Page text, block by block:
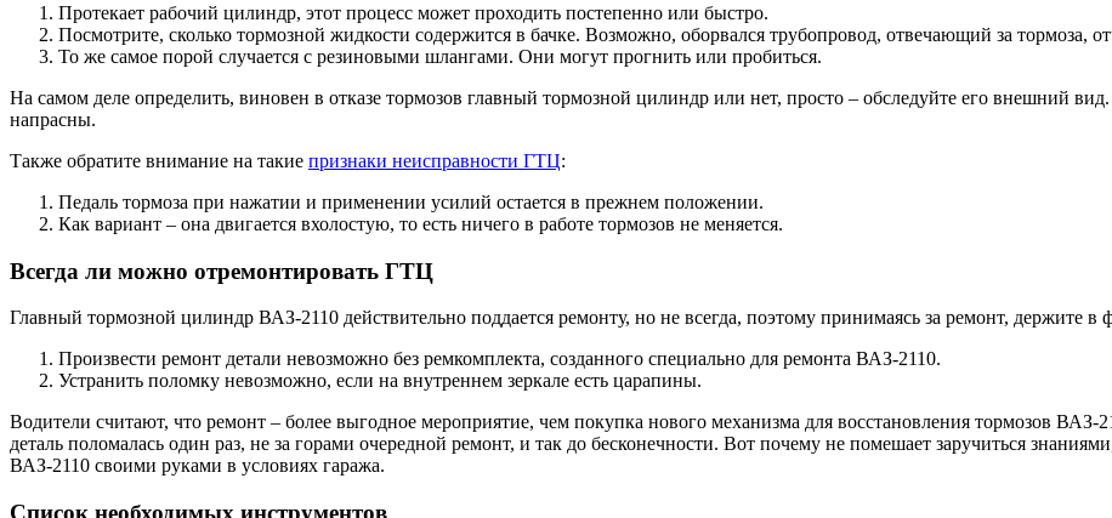
Протекает рабочий цилиндр, этот процесс может проходить постепенно или быстро.
Посмотрите, сколько тормозной жидкости содержится в бачке. Возможно, оборвался трубопровод, отвечающий за тормоза,
То же самое порой случается с резиновыми шлангами. Они могут прогнить или пробиться.
На самом деле определить, виновен в отказе тормозов главный тормозной цилиндр или нет, просто – обследуйте его внешний
напрасны.
Также обратите внимание на такие признаки неисправности ГТЦ:
Педаль тормоза при нажатии и применении усилий остается в прежнем положении.
Как вариант – она двигается вхолостую, то есть ничего в работе тормозов не меняется.
Всегда ли можно отремонтировать ГТЦ
Главный тормозной цилиндр ВАЗ-2110 действительно поддается ремонту, но не всегда, поэтому принимаясь за ремонт, держите в
Произвести ремонт детали невозможно без ремкомплекта, созданного специально для ремонта ВАЗ-2110.
Устранить поломку невозможно, если на внутреннем зеркале есть царапины.
Водители считают, что ремонт – более выгодное мероприятие, чем покупка нового механизма для восстановления тормозов ВАЗ-
деталь поломалась один раз, не за горами очередной ремонт, и так до бесконечности. Вот почему не помешает заручиться
ВАЗ-2110 своими руками в условиях гаража.
Список необходимых инструментов